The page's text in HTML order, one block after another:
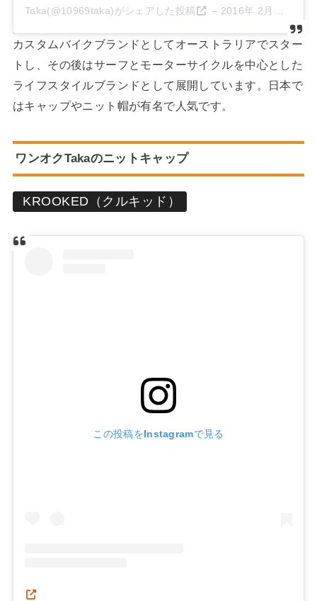
Taka(@10969taka)がシェアした投稿 – 2016年 2月月15日午前10時36分PST
カスタムバイクブランドとしてオーストラリアでスター
トし、その後はサーフとモーターサイクルを中心とした
ライフスタイルブランドとして展開しています。日本で
はキャップやニット帽が有名で人気です。
ワンオクTakaのニットキャップ
KROOKED（クルキッド）
この投稿をInstagramで見る